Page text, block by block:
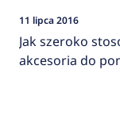
11 lipca 2016
Jak szeroko
akcesoria do